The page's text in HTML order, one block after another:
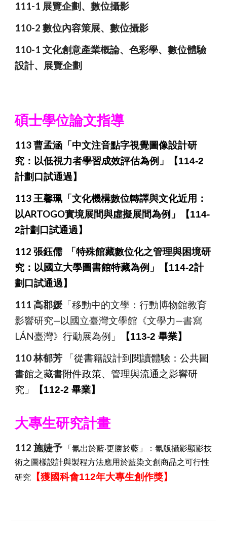
111-1 展覽企劃、數位攝影
110-2 數位內容策展、數位攝影
110-1 文化創意產業概論、色彩學、數位體驗
設計、展覽企劃
碩士學位論文指導
113 曹孟涵「中文注音點字視覺圖像設計研
究：以低視力者學習成效評估為例」
【114-2
計劃口試通過】
113 王馨珮「文化機構數位轉譯與文化近用：
以ARTOGO實境展間與虛擬展間為例」
【114-
2計劃口試通過】
112 張鈺儒 「特殊館藏數位化之管理與困境研
究：以國立大學圖書館特藏為例」
【114-2計
劃口試通過】
111 高郡媛 「移動中的文學：行動博物館教育
影響研究—以國立臺灣文學館《文學力—書寫
LÁN臺灣》行動展為例」
【113-2 畢業】
110林郁芳
「從書籍設計到閱讀體驗：公共圖
書館之藏書附件政策、管理與流通之影響研
究」
【112-2 畢業】
大專生研究計畫
112 施婕予
「氰出於藍‧更勝於藍」：氰版攝影顯影技
術之圖樣設計與製程方法應用於藍染文創商品之可行性
研究
【獲國科會112年大專生創作獎】